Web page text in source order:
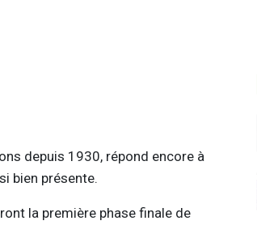
depuis 1930, répond encore à
bien présente.
la première phase finale de